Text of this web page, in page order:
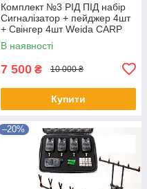
Комплект №3 РІД ПІД набір
Сигналізатор + пейджер 4шт
+ Свінгер 4шт Weida CARP
FOX + чохол
В наявності
7 500 ₴ 10 000 ₴
Купити
–20%